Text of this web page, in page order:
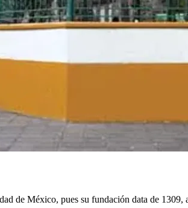
de México, pues su fundación data de